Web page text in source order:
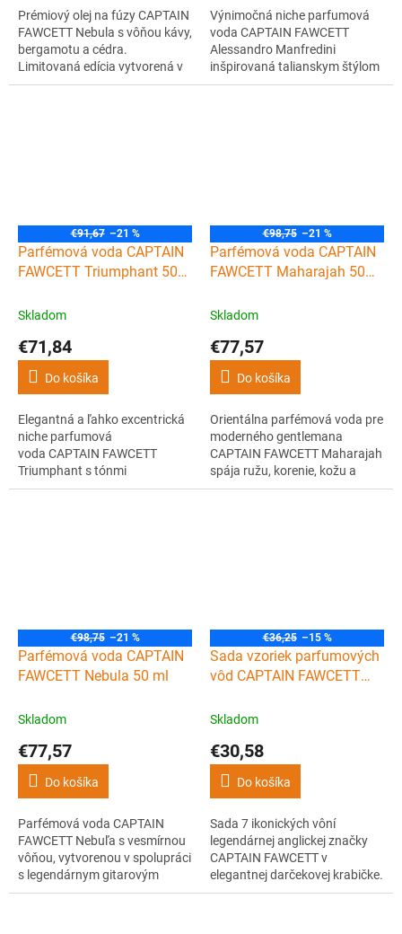
Prémiový olej na fúzy CAPTAIN
FAWCETT Nebula s vôňou kávy,
bergamotu a cédra.
Limitovaná edícia vytvorená v
spolupráci s legendárnym
Výnimočná niche parfumová
voda CAPTAIN FAWCETT
Alessandro Manfredini
inšpirovaná talianskym štýlom
a eleganciou. Rozmarín,
€91,67 –21 %
Parfémová voda CAPTAIN
FAWCETT Triumphant 50
Skladom
€71,84
Do košíka
Elegantná a ľahko excentrická
niche parfumová
voda CAPTAIN FAWCETT
Triumphant s tónmi
bergamotu, čiernych ríbezlí a
€98,75 –21 %
Parfémová voda CAPTAIN
FAWCETT Maharajah 50
Skladom
€77,57
Do košíka
Orientálna parfémová voda pre
moderného gentlemana
CAPTAIN FAWCETT Maharajah
spája ružu, korenie, kožu a
kadidlo v podmanivej
€98,75 –21 %
Parfémová voda CAPTAIN
FAWCETT Nebula 50 ml
Skladom
€77,57
Do košíka
Parfémová voda CAPTAIN
FAWCETT Nebuľa s vesmírnou
vôňou, vytvorenou v spolupráci
s legendárnym gitarovým
virtuózom Johnom Petruccim.
€36,25 –15 %
Sada vzoriek parfumových
vôd CAPTAIN FAWCETT
ml
Skladom
€30,58
Do košíka
Sada 7 ikonických vôní
legendárnej anglickej značky
CAPTAIN FAWCETT v
elegantnej darčekovej krabičke.
Objavte svoju parfémovú